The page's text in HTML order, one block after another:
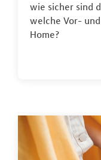
wie sicher sind
welche Vor-
Home?